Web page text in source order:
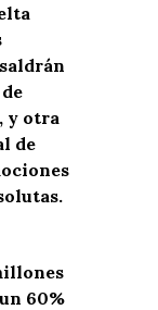
y otra
de
60%